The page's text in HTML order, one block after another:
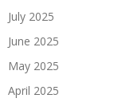
July 2025
June 2025
May 2025
April 2025